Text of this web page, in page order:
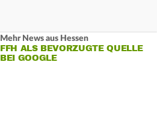
Mehr News aus Hessen
FFH ALS BEVORZUGTE QUELLE
BEI GOOGLE